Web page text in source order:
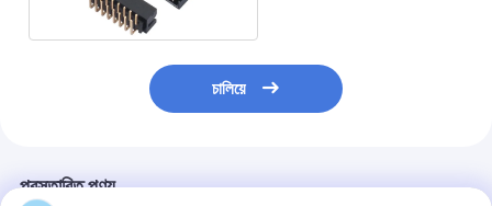
চালিয়ে
প্রস্তাবিত পণ্য